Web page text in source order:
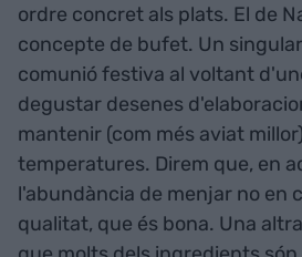
ordre concret als plats. El de
concepte de bufet. Un
comunió festiva al voltant
degustar desenes
mantenir (com més aviat
temperatures. Direm que, en
l'abundància de menjar no en
qualitat, que és bona. Una